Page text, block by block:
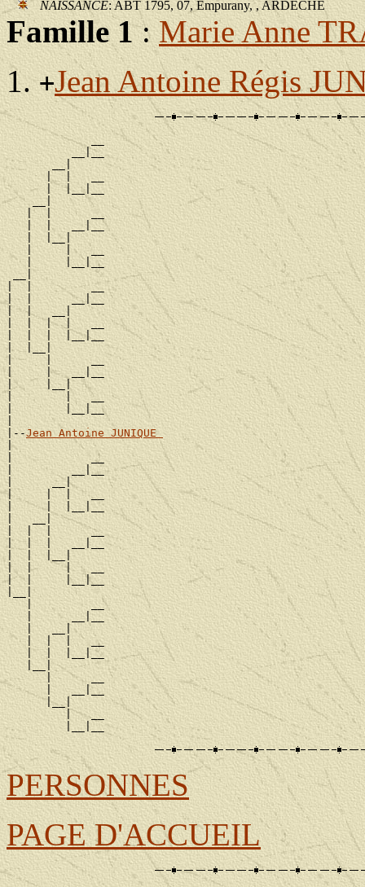
NAISSANCE: ABT 1795, 07, Empurany, , ARDECHE
Famille 1:Marie Anne
+Jean Antoine Régis
             __
          __|__
       __|
      |  |   __
      |  |__|__
    __|
   |  |      __
   |  |   __|__
   |  |__|
   |     |   __
   |     |__|__
|  |         __
|  |      __|__
|  |   __|
|  |  |  |   __
|  |  |  |__|__
|  |__|
|     |      __
|     |   __|__
|     |__|
|        |   __
|        |__|__
|--Jean Antoine JUNIQUE
|
|            __
|         __|__
|      __|
|     |  |   __
|     |  |__|__
|   __|
|  |  |      __
|  |  |   __|__
|  |  |__|
|  |     |   __
|  |     |__|__
|__|
   |         __
   |      __|__
   |   __|
   |  |  |   __
   |  |  |__|__
   |__|
      |      __
      |   __|__
      |__|
         |   __
PERSONNES
PAGE D'ACCUEIL